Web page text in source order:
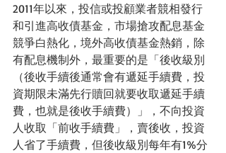
2011年以來，投信或投顧業者競相發行
和引進高收債基金，市場搶攻配息基金
競爭白熱化，境外高收債基金熱銷，除
有配息機制外，最重要的是「後收級別
（後收手續後通常會有遞延手續費，投
資期限未滿先行贖回就要收取遞延手續
費，也就是後收手續費）」，不向投資
人收取「前收手續費」，賣後收，投資
人省了手續費，但後收級別每年有1%分